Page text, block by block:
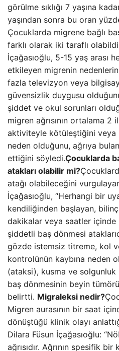
görülme sıklığı 7 yaşına
yaşından sonra bu oran
Çocuklarda migrene bağlı
farklı olarak iki taraflı
İçağasıoğlu, 5-15 yaş arası
etkileyen migrenin
fazla televizyon veya
güvensizlik duygusu
şiddet ve okul sorunları
migren ağrısının ortalama 2
aktiviteyle kötüleştiğini veya
neden olduğunu, ağrıya
ettiğini söyledi.Çocuklarda
atakları olabilir mi?
atağı olabileceğini
İçağasıoğlu, “Herhangi bir
kendiliğinden başlayan,
dakikalar veya saatler
şiddetli baş dönmesi
gözde istemsiz titreme, kol
kontrolünün kaybına neden
(ataksi), kusma ve solgunluk
baş dönmesinin beyin
belirtti. Migraleksi nedir?
Migren aurasının bir saat
dönüştüğü klinik olayı
Dilara Füsun İçağasıoğlu:
ağrısıdır. Ağrının spesifik